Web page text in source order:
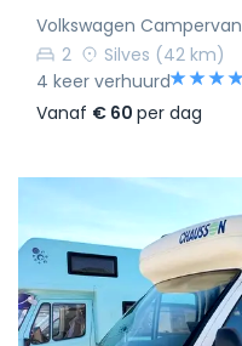
Volkswagen Campervan
2
Silves (42 km)
4 keer verhuurd
Vanaf € 60 per dag